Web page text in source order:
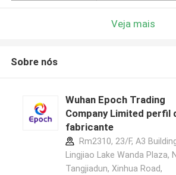
Veja mais
Sobre nós
Wuhan Epoch Trading
Company Limited perfil
fabricante
Rm2310, 23/F, A3
Lingjiao Lake Wanda Plaza,
Tangjiadun, Xinhua Road,